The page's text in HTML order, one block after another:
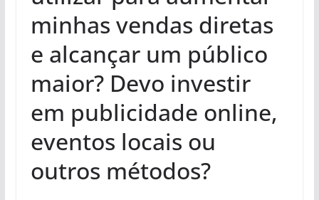
minhas vendas diretas
e alcançar um público
maior? Devo investir
em publicidade online,
eventos locais ou
outros métodos?